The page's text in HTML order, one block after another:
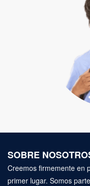
SOBRE
Creemos firmemente en
primer lugar. Somos